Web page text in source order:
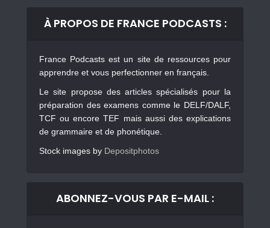
À PROPOS DE FRANCE PODCASTS :
France Podcasts est un site de ressources pour
apprendre et vous perfectionner en français.
Le site propose des articles spécialisés pour la
préparation des examens comme le DELF/DALF,
TCF ou encore TEF mais aussi des explications
de grammaire et de phonétique.
Stock images by Depositphotos
ABONNEZ-VOUS PAR E-MAIL :